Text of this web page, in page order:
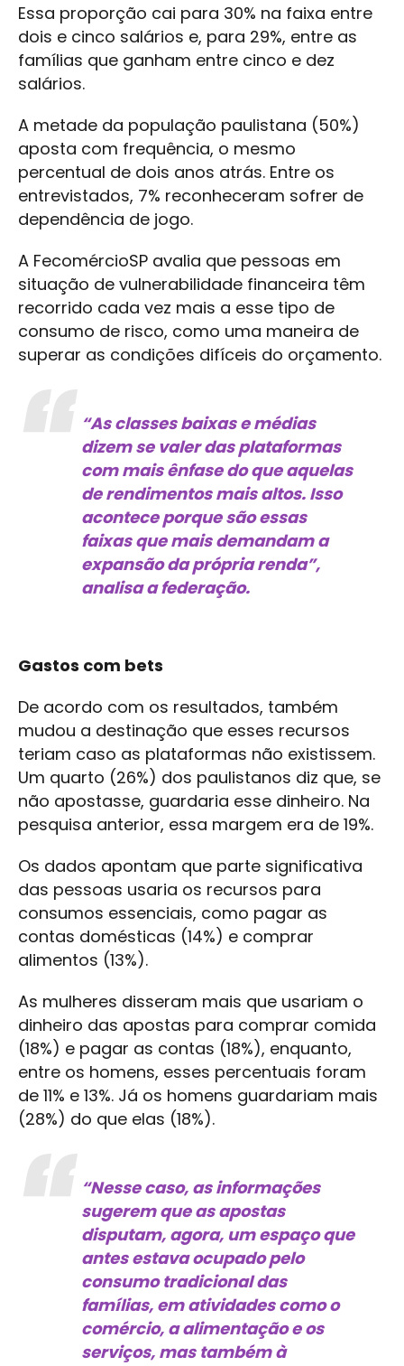
Essa proporção cai para 30% na faixa entre
dois e cinco salários e, para 29%, entre as
famílias que ganham entre cinco e dez
salários.
A metade da população paulistana (50%)
aposta com frequência, o mesmo
percentual de dois anos atrás. Entre os
entrevistados, 7% reconheceram sofrer de
dependência de jogo.
A FecomércioSP avalia que pessoas em
situação de vulnerabilidade financeira têm
recorrido cada vez mais a esse tipo de
consumo de risco, como uma maneira de
superar as condições difíceis do orçamento.
“As classes baixas e médias
dizem se valer das plataformas
com mais ênfase do que aquelas
de rendimentos mais altos. Isso
acontece porque são essas
faixas que mais demandam a
expansão da própria renda”,
analisa a federação.
Gastos com bets
De acordo com os resultados, também
mudou a destinação que esses recursos
teriam caso as plataformas não existissem.
Um quarto (26%) dos paulistanos diz que, se
não apostasse, guardaria esse dinheiro. Na
pesquisa anterior, essa margem era de 19%.
Os dados apontam que parte significativa
das pessoas usaria os recursos para
consumos essenciais, como pagar as
contas domésticas (14%) e comprar
alimentos (13%).
As mulheres disseram mais que usariam o
dinheiro das apostas para comprar comida
(18%) e pagar as contas (18%), enquanto,
entre os homens, esses percentuais foram
de 11% e 13%. Já os homens guardariam mais
(28%) do que elas (18%).
“Nesse caso, as informações
sugerem que as apostas
disputam, agora, um espaço que
antes estava ocupado pelo
consumo tradicional das
famílias, em atividades como o
comércio, a alimentação e os
serviços, mas também à